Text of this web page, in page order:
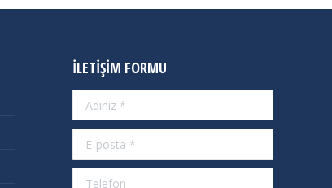
İLETIŞIM FORMU
Adınız *
E-posta *
Telefon